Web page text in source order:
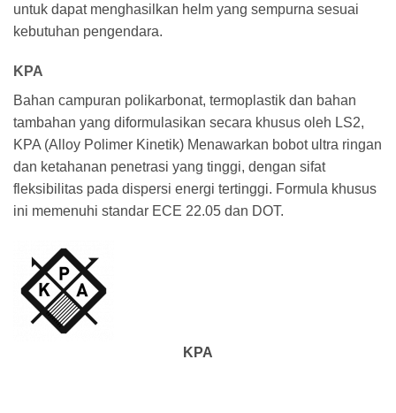
untuk dapat menghasilkan helm yang sempurna sesuai
kebutuhan pengendara.
KPA
Bahan campuran polikarbonat, termoplastik dan bahan
tambahan yang diformulasikan secara khusus oleh LS2,
KPA (Alloy Polimer Kinetik) Menawarkan bobot ultra ringan
dan ketahanan penetrasi yang tinggi, dengan sifat
fleksibilitas pada dispersi energi tertinggi. Formula khusus
ini memenuhi standar ECE 22.05 dan DOT.
KPA